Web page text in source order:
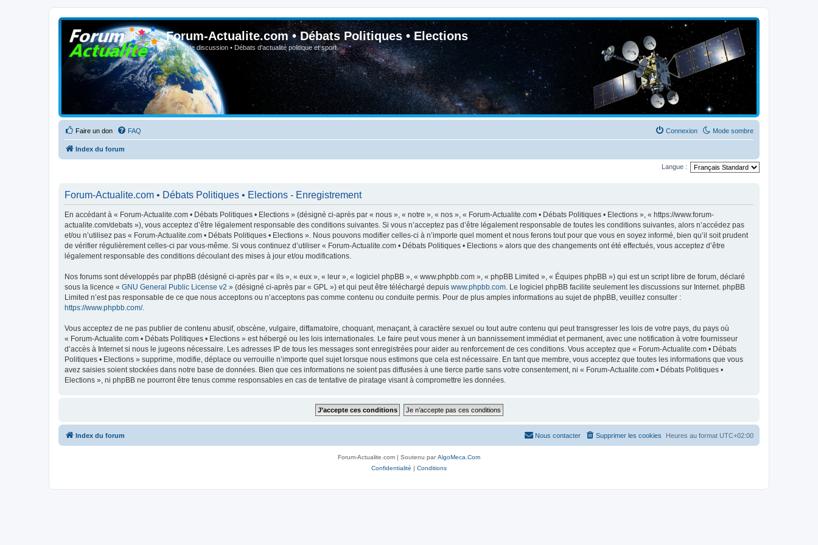
Forum-Actualite.com • Débats Politiques • Elections
Forum de discussion • Débats d'actualité politique et sport
Faire un don Mode sombre
FAQ Connexion
Index du forum
Langue :
Forum-Actualite.com • Débats Politiques • Elections - Enregistrement
En accédant à « Forum-Actualite.com • Débats Politiques • Elections » (désigné ci-après par « nous », « notre », « nos », « Forum-Actualite.com • Débats Politiques • Elections », « https://www.forum-
actualite.com/debats »), vous acceptez d’être légalement responsable des conditions suivantes. Si vous n’acceptez pas d’être légalement responsable de toutes les conditions suivantes, alors n’accédez pas
et/ou n’utilisez pas « Forum-Actualite.com • Débats Politiques • Elections ». Nous pouvons modifier celles-ci à n’importe quel moment et nous ferons tout pour que vous en soyez informé, bien qu’il soit prudent
de vérifier régulièrement celles-ci par vous-même. Si vous continuez d’utiliser « Forum-Actualite.com • Débats Politiques • Elections » alors que des changements ont été effectués, vous acceptez d’être
légalement responsable des conditions découlant des mises à jour et/ou modifications.
Nos forums sont développés par phpBB (désigné ci-après par « ils », « eux », « leur », « logiciel phpBB », « www.phpbb.com », « phpBB Limited », « Équipes phpBB ») qui est un script libre de forum, déclaré
sous la licence « GNU General Public License v2 » (désigné ci-après par « GPL ») et qui peut être téléchargé depuis www.phpbb.com . Le logiciel phpBB facilite seulement les discussions sur Internet. phpBB
Limited n’est pas responsable de ce que nous acceptons ou n’acceptons pas comme contenu ou conduite permis. Pour de plus amples informations au sujet de phpBB, veuillez consulter :
https://www.phpbb.com/.
Vous acceptez de ne pas publier de contenu abusif, obscène, vulgaire, diffamatoire, choquant, menaçant, à caractère sexuel ou tout autre contenu qui peut transgresser les lois de votre pays, du pays où
« Forum-Actualite.com • Débats Politiques • Elections » est hébergé ou les lois internationales. Le faire peut vous mener à un bannissement immédiat et permanent, avec une notification à votre fournisseur
d’accès à Internet si nous le jugeons nécessaire. Les adresses IP de tous les messages sont enregistrées pour aider au renforcement de ces conditions. Vous acceptez que « Forum-Actualite.com • Débats
Politiques • Elections » supprime, modifie, déplace ou verrouille n’importe quel sujet lorsque nous estimons que cela est nécessaire. En tant que membre, vous acceptez que toutes les informations que vous
avez saisies soient stockées dans notre base de données. Bien que ces informations ne soient pas diffusées à une tierce partie sans votre consentement, ni « Forum-Actualite.com • Débats Politiques •
Elections », ni phpBB ne pourront être tenus comme responsables en cas de tentative de piratage visant à compromettre les données.
Index du forum Heures au format UTC+02:00
Supprimer les cookies
Nous contacter
Forum-Actualite.com | Soutenu parAlgoMeca.Com
Confidentialité | Conditions